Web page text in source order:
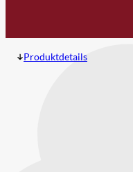
Produktdetails